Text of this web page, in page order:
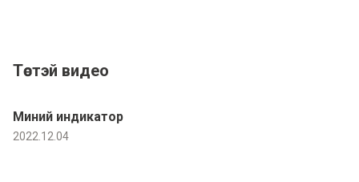
Төстэй видео
Миний индикатор
2022.12.04